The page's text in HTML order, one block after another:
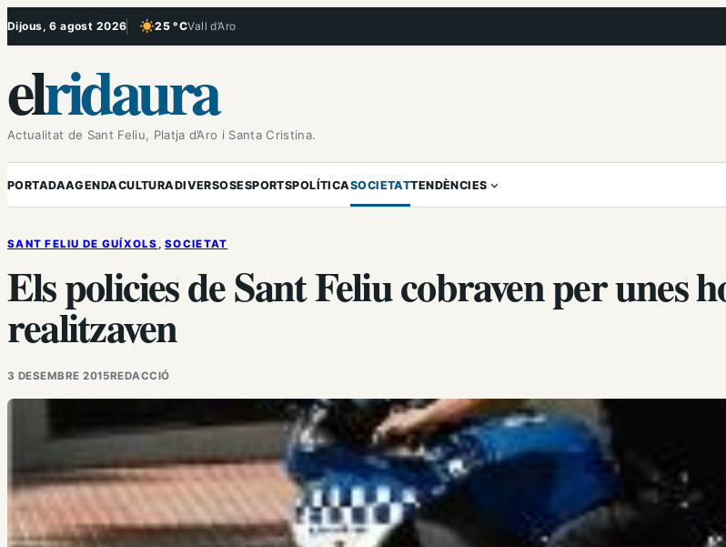
Vés
Dijous, 6 agost 2026 25 °CVall d’Aro
, Cel serè
elridaura
Actualitat de Sant Feliu, Platja d’Aro i Santa Cristina.
PORTADAAGENDACULTURADIVERSOSESPORTSPOLÍTICASOCIETATTENDÈNCIES
SANT FELIU DE GUÍXOLS , SOCIETAT
Els policies de Sant Feliu cobraven per unes
realitzaven
3 DESEMBRE 2015REDACCIÓ